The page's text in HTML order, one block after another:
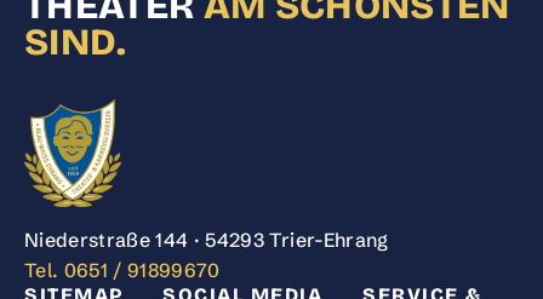
SIND.
Niederstraße 144 · 54293 Trier-Ehrang
Tel. 0651 / 91899670